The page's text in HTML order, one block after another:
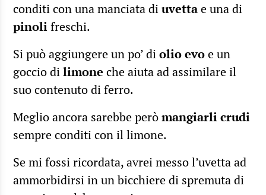
conditi con una manciata diuvettae una di
pinolifreschi.
Si può aggiungere un po’ diolio evoe un
goccio dilimone che aiuta ad assimilare il
suo contenuto di ferro.
Meglio ancora sarebbe peròmangiarli crudi
sempre conditi con il limone.
Se mi fossi ricordata, avrei messo l’uvetta ad
ammorbidirsi in un bicchiere di spremuta di